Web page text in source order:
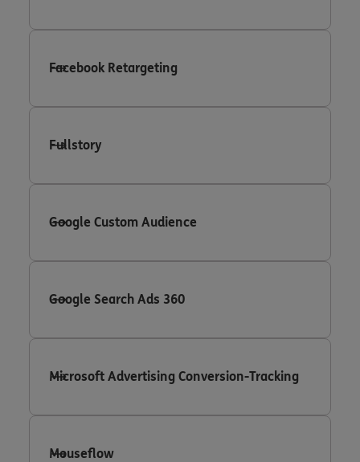
Facebook Retargeting
Fullstory
Google Custom Audience
Google Search Ads 360
Microsoft Advertising Conversion-Tracking
Mouseflow